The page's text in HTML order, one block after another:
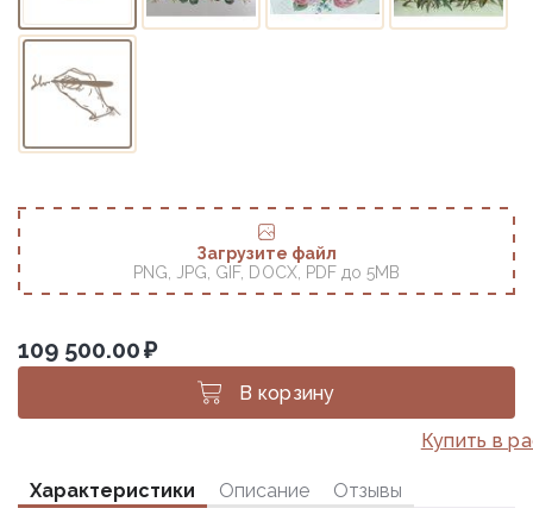
Загрузите файл
PNG, JPG, GIF, DOCX, PDF до 5MB
109 500.00₽
В корзину
Купить в
Характеристики Описание Отзывы